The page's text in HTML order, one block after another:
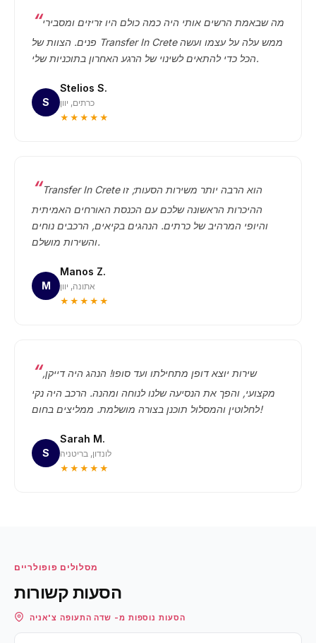
מה שבאמת הרשים אותי היה כמה כולם היו זריזים ומסבירי
פנים. הצוות של Transfer In Crete ממש עלה על עצמו ועשה
הכל כדי להתאים לשינוי של הרגע האחרון בתוכניות שלי.
S
Stelios S.
כרתים, יוון
★★★★★
Transfer In Crete הוא הרבה יותר משירות הסעות; זו
ההיכרות הראשונה שלכם עם הכנסת האורחים האמיתית
והיופי המרהיב של כרתים. הנהגים בקיאים, הרכבים נוחים
והשירות מושלם.
M
Manos Z.
אתונה, יוון
★★★★★
שירות יוצא דופן מתחילתו ועד סופו! הנהג היה דייקן,
מקצועי, והפך את הנסיעה שלנו לנוחה ומהנה. הרכב היה נקי
לחלוטין והמסלול תוכנן בצורה מושלמת. ממליצים בחום!
S
Sarah M.
לונדון, בריטניה
★★★★★
מסלולים פופולריים
הסעות קשורות
הסעות נוספות מ- שדה התעופה צ'אניה